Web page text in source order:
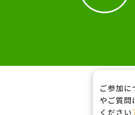
ご参加に
やご質問
ください